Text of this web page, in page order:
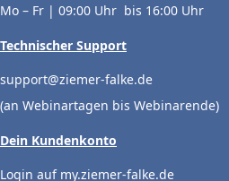
Mo – Fr | 09:00 Uhr bis 16:00 Uhr
Technischer Support
support@ziemer-falke.de
(an Webinartagen bis Webinarende)
Dein Kundenkonto
Login auf my.ziemer-falke.de